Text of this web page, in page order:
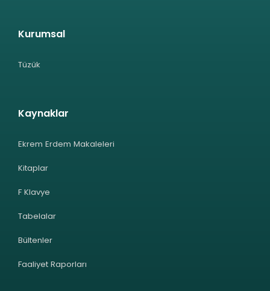
Kurumsal
Tüzük
Kaynaklar
Ekrem Erdem Makaleleri
Kitaplar
F Klavye
Tabelalar
Bültenler
Faaliyet Raporları